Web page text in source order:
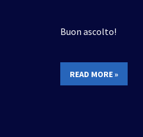
Buon ascolto!
READ MORE »